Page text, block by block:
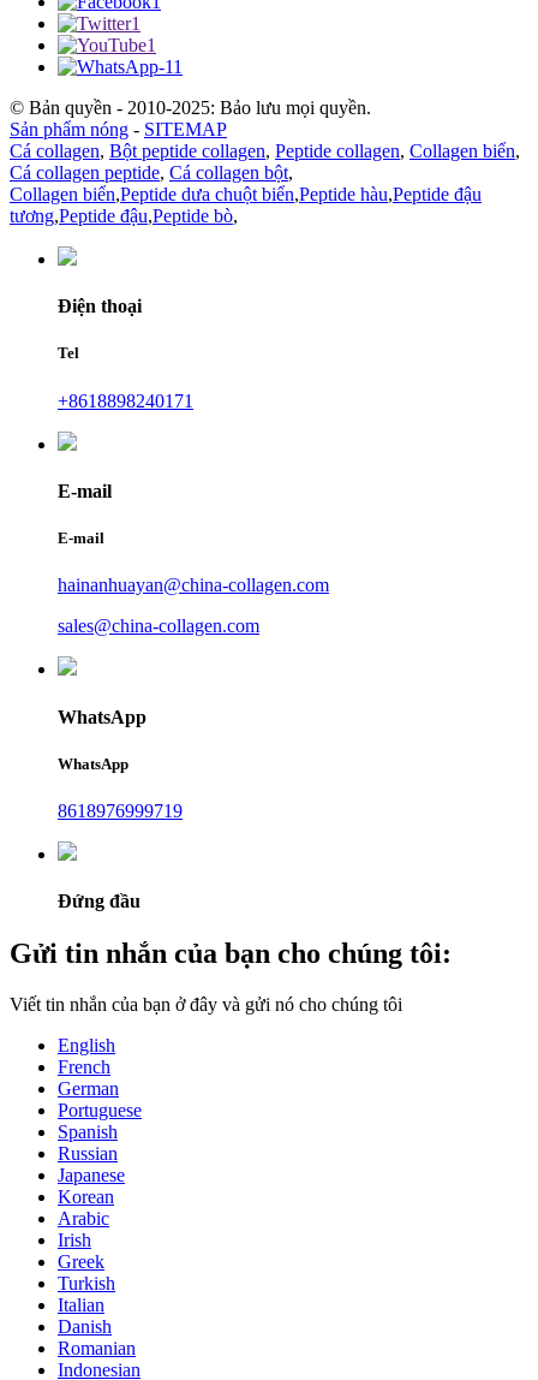
© Bản quyền - 2010-2025: Bảo lưu mọi quyền.
Sản phẩm nóng - SITEMAP
Cá collagen, Bột peptide collagen, Peptide collagen, Collagen biển,
Cá collagen peptide, Cá collagen bột,
Collagen biển,Peptide dưa chuột biển,Peptide hàu,Peptide đậu
tương,Peptide đậu,Peptide bò,
Điện thoại
Tel
+8618898240171
E-mail
E-mail
hainanhuayan@china-collagen.com
sales@china-collagen.com
WhatsApp
WhatsApp
8618976999719
Đứng đầu
Gửi tin nhắn của bạn cho chúng tôi:
Viết tin nhắn của bạn ở đây và gửi nó cho chúng tôi
English
French
German
Portuguese
Spanish
Russian
Japanese
Korean
Arabic
Irish
Greek
Turkish
Italian
Danish
Romanian
Indonesian